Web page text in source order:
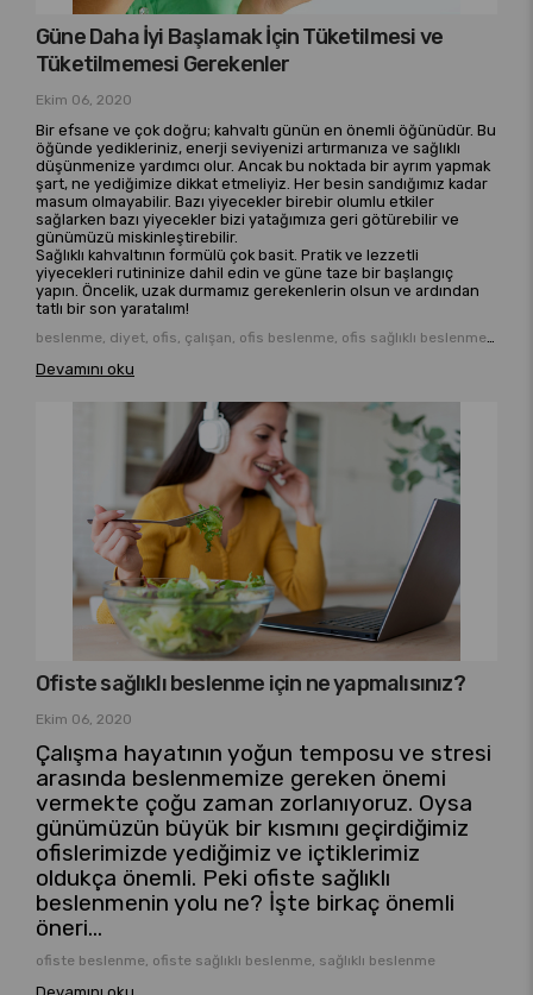
Güne Daha İyi Başlamak İçin Tüketilmesi ve
Tüketilmemesi Gerekenler
Ekim 06, 2020
Bir efsane ve çok doğru; kahvaltı günün en önemli öğünüdür. Bu
öğünde yedikleriniz, enerji seviyenizi artırmanıza ve sağlıklı
düşünmenize yardımcı olur. Ancak bu noktada bir ayrım yapmak
şart, ne yediğimize dikkat etmeliyiz. Her besin sandığımız kadar
masum olmayabilir. Bazı yiyecekler birebir olumlu etkiler
sağlarken bazı yiyecekler bizi yatağımıza geri götürebilir ve
günümüzü miskinleştirebilir.
Sağlıklı kahvaltının formülü çok basit. Pratik ve lezzetli
yiyecekleri rutininize dahil edin ve güne taze bir başlangıç
yapın. Öncelik, uzak durmamız gerekenlerin olsun ve ardından
tatlı bir son yaratalım!
beslenme, diyet, ofis, çalışan, ofis beslenme, ofis sağlıklı beslenme şekilleri,
Devamını oku
Ofiste sağlıklı beslenme için ne yapmalısınız?
Ekim 06, 2020
Çalışma hayatının yoğun temposu ve stresi
arasında beslenmemize gereken önemi
vermekte çoğu zaman zorlanıyoruz. Oysa
günümüzün büyük bir kısmını geçirdiğimiz
ofislerimizde yediğimiz ve içtiklerimiz
oldukça önemli. Peki ofiste sağlıklı
beslenmenin yolu ne? İşte birkaç önemli
öneri...
ofiste beslenme, ofiste sağlıklı beslenme, sağlıklı beslenme